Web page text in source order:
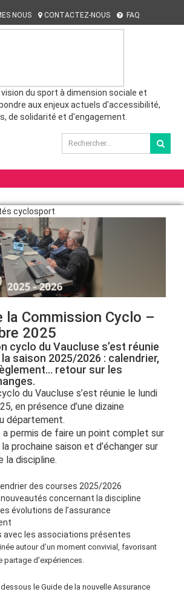
NOUS CONTACTEZ-NOUS FAQ
du sport à dimension sociale et
aux enjeux actuels d'accessibilité,
de solidarité et d'engagement.
cyclosport
la Commission Cyclo –
2025
cyclo du Vaucluse s’est réunie
saison 2025/2026 : calendrier,
retour sur les
du Vaucluse s’est réunie le lundi
en présence d’une dizaine
département.
permis de faire un point complet sur
la prochaine saison et d’échanger sur
la discipline.
des courses 2025/2026
concernant la discipline
évolutions de l’assurance
avec les associations présentes
autour d’un moment convivial, favorisant
partage d’expériences.
le Guide de la nouvelle Assurance